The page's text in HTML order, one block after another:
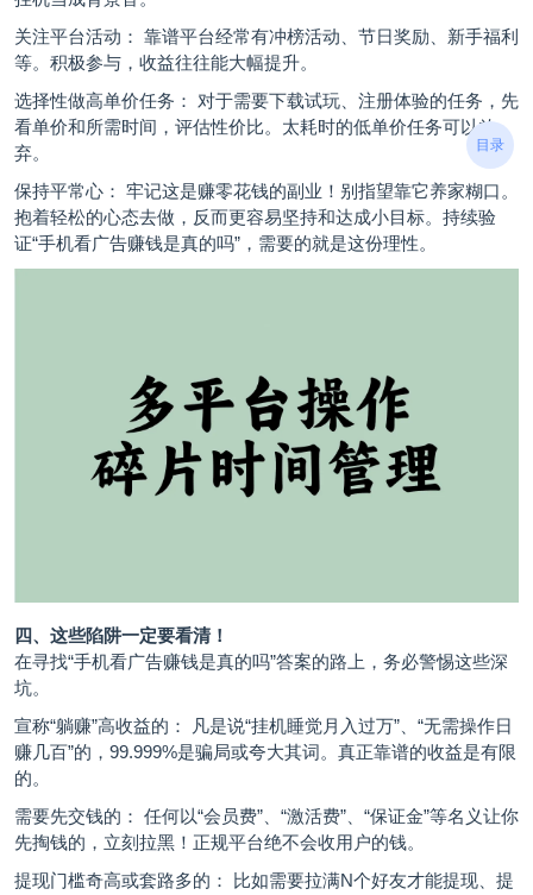
关注平台活动： 靠谱平台经常有冲榜活动、节日奖励、新手福利
等。积极参与，收益往往能大幅提升。
选择性做高单价任务： 对于需要下载试玩、注册体验的任务，先
看单价和所需时间，评估性价比。太耗时的低单价任务可以放
弃。
保持平常心： 牢记这是赚零花钱的副业！别指望靠它养家糊口。
抱着轻松的心态去做，反而更容易坚持和达成小目标。持续验
证“手机看广告赚钱是真的吗”，需要的就是这份理性。
四、这些陷阱一定要看清！
在寻找“手机看广告赚钱是真的吗”答案的路上，务必警惕这些深
坑。
宣称“躺赚”高收益的： 凡是说“挂机睡觉月入过万”、“无需操作日
赚几百”的，99.999%是骗局或夸大其词。真正靠谱的收益是有限
的。
需要先交钱的： 任何以“会员费”、“激活费”、“保证金”等名义让你
先掏钱的，立刻拉黑！正规平台绝不会收用户的钱。
提现门槛奇高或套路多的： 比如需要拉满N个好友才能提现、提
目录